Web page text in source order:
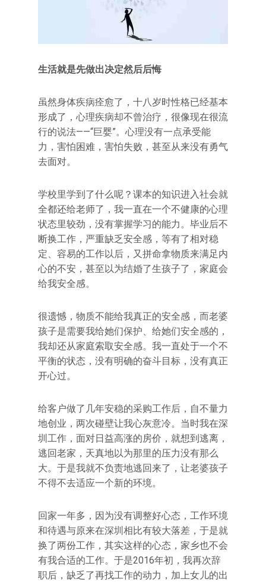
生活就是先做出决定然后后悔
虽然身体疾病痊愈了，十八岁时性格已经基本
形成了，心理疾病却不曾治疗，很像现在很流
行的说法——“巨婴”。心理没有一点承受能
力，害怕困难，害怕失败，甚至从来没有勇气
去面对。
学校里学到了什么呢？课本的知识进入社会就
全都还给老师了，我一直在一个不健康的心理
状态里较劲，没有掌握学习的能力。毕业后不
断换工作，严重缺乏安全感，等有了相对稳
定、容易的工作以后，又拼命拿物质来满足内
心的不安，甚至以为结婚了生孩子了，家庭会
给我安全感。
很遗憾，物质不能给我真正的安全感，而老婆
孩子是需要我给她们保护、给她们安全感的，
我却还从家庭索取安全感。我一直处于一个不
平衡的状态，没有明确的奋斗目标，没有真正
开心过。
给客户做了几年安稳的采购工作后，自不量力
地创业，两次碰壁让我心灰意冷。当时我在深
圳工作，面对日益高涨的房价，就想到逃离，
逃回老家，天真地以为那里的压力没有那么
大。于是我就不负责地逃回来了，让老婆孩子
不得不去适应一个新的环境。
回家一年多，因为没有调整好心态，工作环境
和待遇与原来在深圳相比有较大落差，于是就
换了两份工作，其实这样的心态，家乡也不会
有我合适的工作。于是2016年初，我再次辞
职后，缺乏了再找工作的动力，加上女儿的出